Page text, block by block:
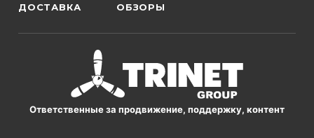
ДОСТАВКА ОБЗОРЫ
Ответственные за продвижение, поддержку, контент